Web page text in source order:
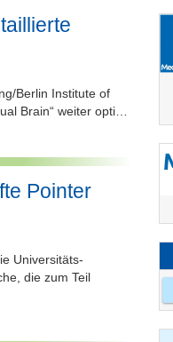
Berlin Institute of
Brain“ weiter opti…
Pointer
Universitäts-
die zum Teil